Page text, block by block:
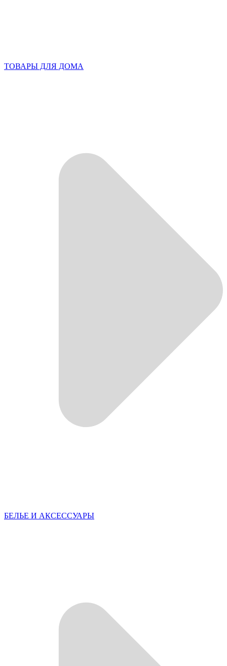
ТОВАРЫ ДЛЯ ДОМА
БЕЛЬЕ И АКСЕССУАРЫ